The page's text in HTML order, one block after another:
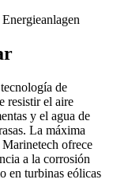
de
resistir el aire
y el agua de
La máxima
ofrece
a la corrosión
en turbinas eólicas